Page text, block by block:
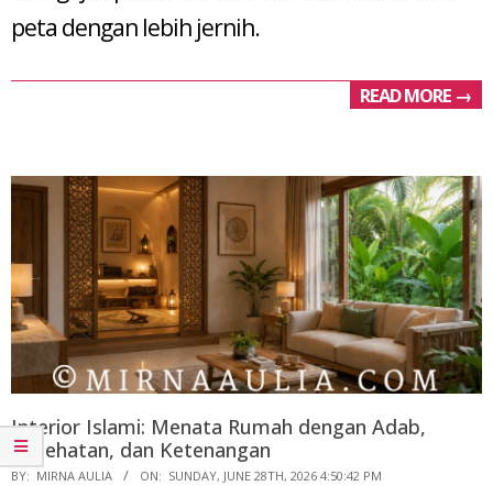
peta dengan lebih jernih.
READ MORE →
Interior Islami: Menata Rumah dengan Adab,
Kesehatan, dan Ketenangan
2026-
BY: MIRNA AULIA ON: SUNDAY, JUNE 28TH, 2026 4:50:42 PM